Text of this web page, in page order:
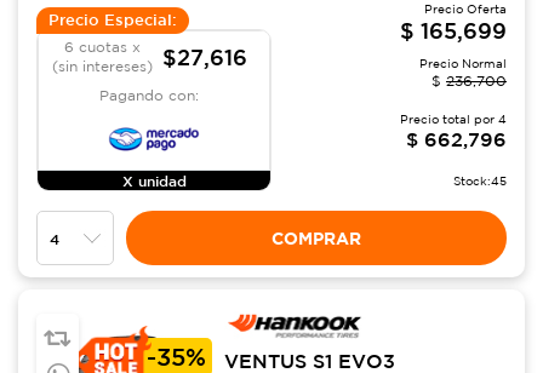
Precio Especial:
6 cuotas x
(sin intereses)
$27,616
Pagando con:
X unidad
Precio Oferta
$ 165,699
Precio Normal
$ 236,700
Precio total por 4
$ 662,796
Stock:45
COMPRAR
-35%
VENTUS S1 EVO3